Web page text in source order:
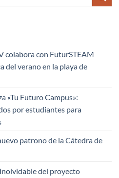
colabora con FuturSTEAM
del verano en la playa de
«Tu Futuro Campus»:
por estudiantes para
patrono de la Cátedra de
del proyecto